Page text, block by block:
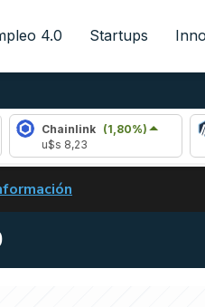
4.0 Startups
(1,80%)
EL CARRY TRADE DE